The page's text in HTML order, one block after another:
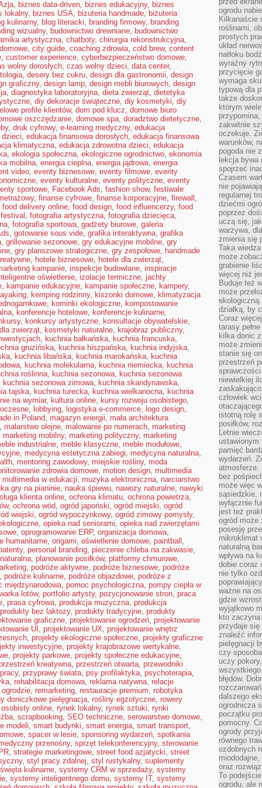
, biznes data-driven, biznes edukacyjny, biznes
lokalny, biznes USA, bizuteria handmade, biżuteria
kulinarny, blog literacki, branding firmowy, branding
wizualny, budownictwo drewniane, budownictwo
artystyczna, chatboty, chirurgia rekonstrukcyjna,
, city guide, coaching zdrowia, cold brew, content
, customer experience, cyberbezpieczeństwo domowe,
wolny dorosłych, czas wolny dzieci, data center,
, desery bez cukru, design dla gastronomii, design
graficzny, design lamp, design mebli biurowych, design
, diagnostyka laboratoryjna, dieta zwierząt, dietetyka
, diy dekoracje świąteczne, diy kosmetyki, diy
profile klientów, dom pod klucz, domowe biuro
oszczędzanie, domowe spa, doradztwo dietetyczne,
, druk cyfrowy, e-learning medyczny, edukacja
, edukacja finansowa dorosłych, edukacja finansowa
klimatyczna, edukacja zdrowotna dzieci, edukacja
, ekologia społeczna, ekologiczne ogrodnictwo, ekonomia
mobilna, energia cieplna, energia jądrowa, energia
video, eventy biznesowe, eventy filmowe, eventy
, eventy kulturalne, eventy polityczne, eventy
sportowe, Facebook Ads, fashion show, festiwale
, finanse cyfrowe, finanse korporacyjne, firewall ,
food delivery online, food design, food influencerzy, food
, fotografia artystyczna, fotografia dziecięca,
, fotografia sportowa, gadżety biurowe, galeria
, gotowanie sous vide, grafika interaktywna, grafika
, grillowanie sezonowe, gry edukacyjne mobilne, gry
, gry planszowe strategiczne, gry zespołowe, handmade
, hotele biznesowe, hotele dla zwierząt,
kampanie, inspekcje budowlane, inspiracje
oświetlenie, izolacje termiczne, jachty
, kampanie edukacyjne, kampanie społeczne, kampery,
, kemping rodzinny, kiszonki domowe, klimatyzacja
, kominki ekologiczne, kompostowanie
, konferencje hotelowe, konferencje kulinarne,
, konkursy artystyczne, konsultacje obywatelskie,
zwierząt, kosmetyki naturalne, krajobraz publiczny,
, kuchnia bałkańska, kuchnia francuska,
gruzińska, kuchnia hiszpańska, kuchnia indyjska,
, kuchnia libańska, kuchnia marokańska, kuchnia
, kuchnia molekularna, kuchnia niemiecka, kuchnia
roślinna, kuchnia sezonowa, kuchnia sezonowa
kuchnia sezonowa zimowa, kuchnia skandynawska,
tajska, kuchnia turecka, kuchnia wielkanocna, kuchnia
na wymiar, kultura online, kursy rozwoju osobistego,
, lobbying, logistyka e-commerce, logo design,
in Poland, magazyn energii, mała architektura
, malarstwo olejne, malowanie po numerach, marketing
marketing mobilny, marketing polityczny, marketing
industrialne, meble klasyczne, meble modułowe,
, medycyna estetyczna zabiegi, medycyna naturalna,
, mentoring zawodowy, miejskie rośliny, moda
zdrowia domowe, motion design, multimedia
multimedia w edukacji, muzyka elektroniczna, narciarstwo
gry na pianinie, nauka śpiewu, nawozy naturalne, nawyki
klienta online, ochrona klimatu, ochrona powietrza,
, ochrona wód, ogród japoński, ogród miejski, ogród
wiejski, ogród wypoczynkowy, ogród zimowy pomysły,
, opieka nad seniorami, opieka nad zwierzętami
, oprogramowanie ERP, organizacja domowa,
humanitarne, origami, oświetlenie domowe, paintball ,
, personal branding, pieczenie chleba na zakwasie,
, planowanie posiłków, platformy chmurowe,
, podróże aktywne, podróże biznesowe, podróże
, podróże kulinarne, podróże objazdowe, podróże z
międzynarodowa, pomoc psychologiczna, pompy ciepła w
lotów, portfolio artysty, pozycjonowanie stron, praca
, prasa cyfrowa, produkcja muzyczna, produkcja
produkty bez laktozy, produkty tradycyjne, produkty
graficzne, projektowanie ogrodzeń, projektowanie
UI , projektowanie UX, projektowanie wnętrz
, projekty ekologiczne społeczne, projekty graficzne
inwestycyjne, projekty krajobrazowe wertykalne,
, projekty parkowe, projekty społeczne edukacyjne,
kreatywna, przestrzeń otwarta, przewodniki
, przyprawy świata, psy profilaktyka, psychoterapia,
, rehabilitacja domowa, reklama natywna, relacje
, remarketing, restauracje premium, robotyka
doniczkowe pielęgnacja, rośliny egzotyczne, rowery
online, rynek lokalny, rynek sztuki, rynki
, scrapbooking, SEO techniczne, serowarstwo domowe,
modeli, smart budynki, smart energia, smart transport,
, spacer w lesie, sponsoring wydarzeń, spotkania
przenośny, sprzęt telekonferencyjny, sterowanie
, strategie marketingowe, street food azjatycki, street
, styl pracy zdalnej, styl rustykalny, suplementy
święta kulinarne, systemy CRM w sprzedaży, systemy
, systemy inteligentnego domu, systemy IT, systemy
ogrodu
Kilkanaście
roślinami,
prostych
układ
natłoku
wyraźny
przycięcie
wymaga
typową dla
także
którym
zakwitnie
oczekuje.
warunków,
pogoda nie
lekcja bywa
spojrzeć
Czasem
nie
regularnej
dziećmi
poprzez
uczą się,
warzywa,
zmienia się
Taka
może
grabienie
więcej niż
Buduje też
może
działką, by
Coraz
tarasy
kilka donic
może
stanie się
przestrzeń
niewielkiej
człowiek
istotną rolę
posiłków,
Letnie
ustawionym
pamięć
wydarzeń.
atmosferze.
bez
może więc
sąsiedzkie,
wyłącznie
jest też
ogród może
posesję
mikroklimat
naturalną
wpływa na
dobie coraz
nie tylko
ważne na
gdzie
wyjątkowo
kto
przydaje się
znaleźć
pielęgnacji
czy
uczy
błędów.
dalszego
ogrodnicza
początku
pomocny.
ogrody
równego
ozdobnych
oraz
To
ogrodu, ale